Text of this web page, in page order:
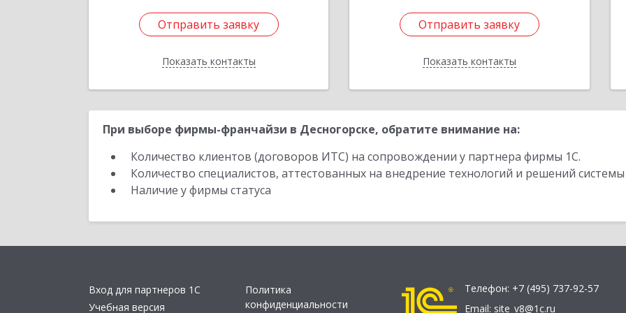
Отправить заявку
Показать контакты
Отправить заявку
Назад
Отправить заявку
Показать контакты
Отправить заявку
Назад
При выборе фирмы-франчайзи в Десногорске, обратите внимание на:
Количество клиентов (договоров ИТС) на сопровождении у партнера фирмы 1С.
Количество специалистов, аттестованных на внедрение технологий и решений
Наличие у фирмы статуса
Вход для партнеров 1С
Учебная версия
Политика
конфиденциальности
Телефон: +7 (495) 737-92-57
Email: site_v8@1c.ru